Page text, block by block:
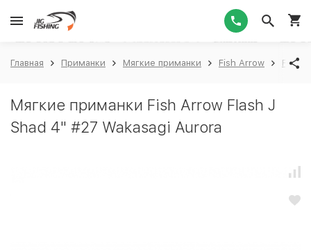
Главная Приманки Мягкие приманки Fish Arrow Fish
Мягкие приманки Fish Arrow Flash J
Shad 4" #27 Wakasagi Aurora